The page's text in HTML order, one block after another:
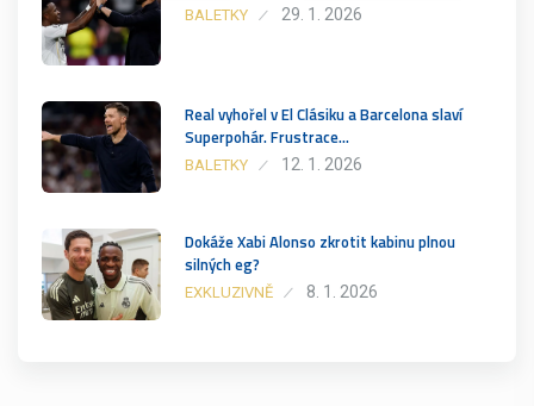
BALETKY 29. 1. 2026
Real vyhořel v El Clásiku a Barcelona slaví
Superpohár. Frustrace…
BALETKY 12. 1. 2026
Dokáže Xabi Alonso zkrotit kabinu plnou
silných eg?
EXKLUZIVNĚ 8. 1. 2026